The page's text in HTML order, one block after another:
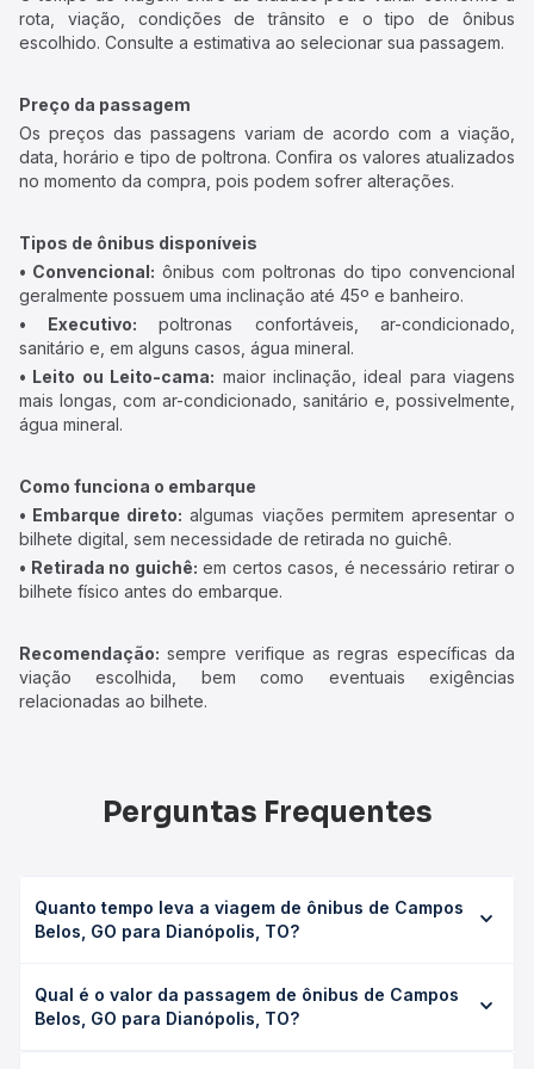
rota, viação, condições de trânsito e o tipo de ônibus
escolhido. Consulte a estimativa ao selecionar sua passagem.
Preço da passagem
Os preços das passagens variam de acordo com a viação,
data, horário e tipo de poltrona. Confira os valores atualizados
no momento da compra, pois podem sofrer alterações.
Tipos de ônibus disponíveis
• Convencional: ônibus com poltronas do tipo convencional
geralmente possuem uma inclinação até 45º e banheiro.
• Executivo: poltronas confortáveis, ar-condicionado,
sanitário e, em alguns casos, água mineral.
• Leito ou Leito-cama: maior inclinação, ideal para viagens
mais longas, com ar-condicionado, sanitário e, possivelmente,
água mineral.
Como funciona o embarque
• Embarque direto: algumas viações permitem apresentar o
bilhete digital, sem necessidade de retirada no guichê.
• Retirada no guichê: em certos casos, é necessário retirar o
bilhete físico antes do embarque.
Recomendação: sempre verifique as regras específicas da
viação escolhida, bem como eventuais exigências
relacionadas ao bilhete.
Perguntas Frequentes
Quanto tempo leva a viagem de ônibus de Campos
Belos, GO para Dianópolis, TO?
Dianópolis, TO leva em média 4h 29min, podendo variar
conforme a viação, o tipo de serviço (convencional,
Qual é o valor da passagem de ônibus de Campos
Belos, GO para Dianópolis, TO?